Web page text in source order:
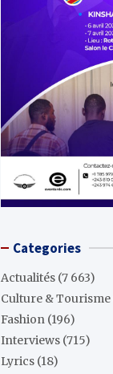
Categories
Actualités (7 663)
Culture & Tourisme
Fashion (196)
Interviews (715)
Lyrics (18)